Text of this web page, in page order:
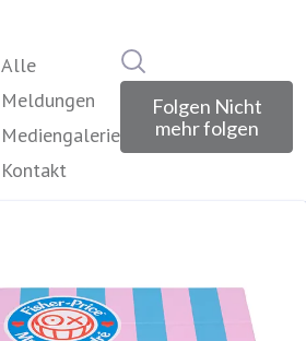
Alle
Meldungen
Mediengalerie
Kontakt
Folgen Nicht
mehr folgen